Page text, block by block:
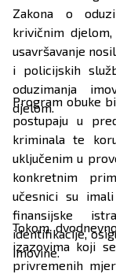
Zakona o
krivičnim
usavršavanje
i policijskih
oduzimanja
djelom.
Program obuke
postupaju u
kriminala te
uključenim u
konkretnim
učesnici su
finansijske
identifikacije,
imovine.
Tokom
izazovima koji
privremenih